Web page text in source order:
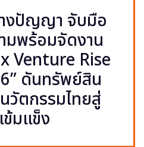
งปัญญา จับมือ
มพร้อมจัดงาน
Venture Rise
ดันทรัพย์สิน
ตกรรมไทยสู่
ข้มแข็ง